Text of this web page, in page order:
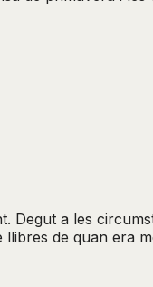
Degut a les
de quan era